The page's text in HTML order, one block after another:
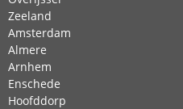
Zeeland
Amsterdam
Almere
Arnhem
Enschede
Hoofddorp